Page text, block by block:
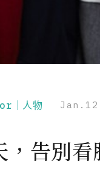
｜人物
，告別